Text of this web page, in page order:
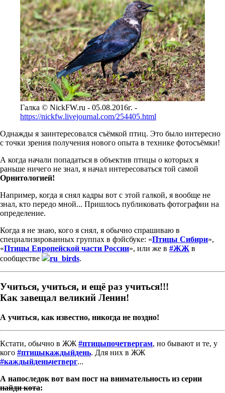
Галка © NickFW.ru - 05.08.2016г. -
https://nickfw.livejournal.com/254405.html
Однажды я заинтересовался съёмкой птиц. Это было интересно
с точки зрения получения нового опыта в технике фотосъёмки!
А когда начали попадаться в объектив птицы о которых я
раньше ничего не знал, я начал интересоваться той самой
Орнитологией!
Например, когда я снял кадры вот с этой галкой, я вообще не
знал, кто передо мной... Пришлось публиковать фотографии на
определение.
Когда я не знаю, кого я снял, я обычно спрашиваю в
специализированных группах в фэйсбуке: «Птицы Сибири»,
«Птицы Европейской части России», или же в #ЖЖ в
сообществе
ru_birds.
Учиться, учиться, и ещё раз учиться!!!
Как завещал великий Ленин!
А учиться, как известно, никогда не поздно!
Кстати, обычно в ЖЖ #птицыпочетвергам, но бывают и те, у
кого #птицыкаждыйдень. Для них в ЖЖ
#каждыйденьчетверг...
А напоследок вот вам пост на внимательность из серии
найди кота: